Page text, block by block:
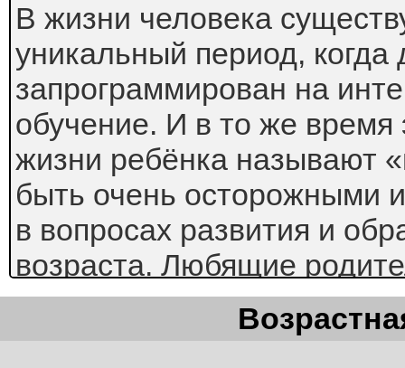
В жизни человека
уникальный период, когда
запрограммирован на
обучение. И в то же время
жизни ребёнка называют
быть очень осторожными
в вопросах развития и
возраста. Любящие
наверняка, заметили, с
усваивает любую